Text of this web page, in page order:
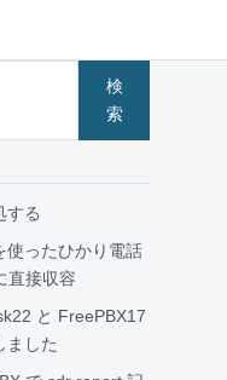
検
索
する
使ったひかり電話
直接収容
と FreePBX17
ました